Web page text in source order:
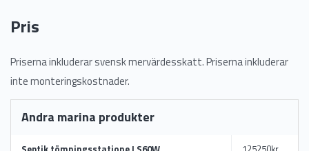
Pris
Priserna inkluderar svensk mervärdesskatt. Priserna inkluderar
inte monteringskostnader.
Andra marina produkter